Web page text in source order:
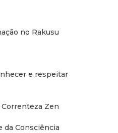
no Rakusu
e respeitar
Zen
da Consciência